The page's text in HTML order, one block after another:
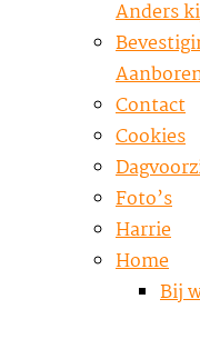
Anders
Contact
Cookies
Foto’s
Harrie
Home
Bij